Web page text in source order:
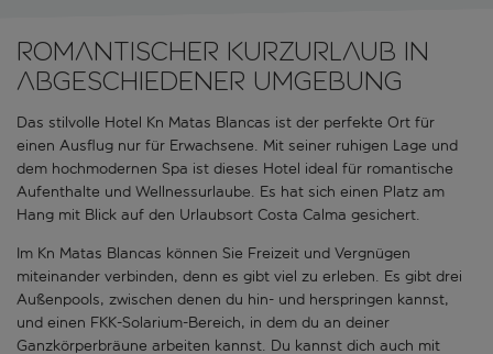
Romantischer Kurzurlaub in
abgeschiedener Umgebung
Das stilvolle Hotel Kn Matas Blancas ist der perfekte Ort für
einen Ausflug nur für Erwachsene. Mit seiner ruhigen Lage und
dem hochmodernen Spa ist dieses Hotel ideal für romantische
Aufenthalte und Wellnessurlaube. Es hat sich einen Platz am
Hang mit Blick auf den Urlaubsort Costa Calma gesichert.
Im Kn Matas Blancas können Sie Freizeit und Vergnügen
miteinander verbinden, denn es gibt viel zu erleben. Es gibt drei
Außenpools, zwischen denen du hin- und herspringen kannst,
und einen FKK-Solarium-Bereich, in dem du an deiner
Ganzkörperbräune arbeiten kannst. Du kannst dich auch mit